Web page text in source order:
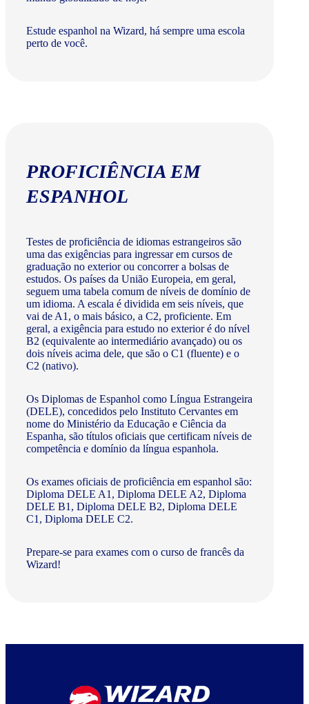
Estude espanhol na Wizard, há sempre uma escola
perto de você.
PROFICIÊNCIA EM
ESPANHOL
Testes de proficiência de idiomas estrangeiros são
uma das exigências para ingressar em cursos de
graduação no exterior ou concorrer a bolsas de
estudos. Os países da União Europeia, em geral,
seguem uma tabela comum de níveis de domínio de
um idioma. A escala é dividida em seis níveis, que
vai de A1, o mais básico, a C2, proficiente. Em
geral, a exigência para estudo no exterior é do nível
B2 (equivalente ao intermediário avançado) ou os
dois níveis acima dele, que são o C1 (fluente) e o
C2 (nativo).
Os Diplomas de Espanhol como Língua Estrangeira
(DELE), concedidos pelo Instituto Cervantes em
nome do Ministério da Educação e Ciência da
Espanha, são títulos oficiais que certificam níveis de
competência e domínio da língua espanhola.
Os exames oficiais de proficiência em espanhol são:
Diploma DELE A1, Diploma DELE A2, Diploma
DELE B1, Diploma DELE B2, Diploma DELE
C1, Diploma DELE C2.
Prepare-se para exames com o curso de francês da
Wizard!